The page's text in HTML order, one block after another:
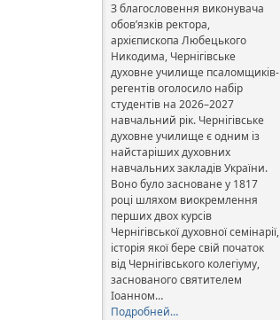
З благословення виконувача
обов’язків ректора,
архієпископа Любецького
Никодима, Чернігівське
духовне училище псаломщиків-
регентів оголосило набір
студентів на 2026–2027
навчальний рік. Чернігівське
духовне училище є одним із
найстаріших духовних
навчальних закладів України.
Воно було засноване у 1817
році шляхом виокремлення
перших двох курсів
Чернігівської духовної семінарії,
історія якої бере свій початок
від Чернігівського колегіуму,
заснованого святителем
Іоанном…
Подробней…